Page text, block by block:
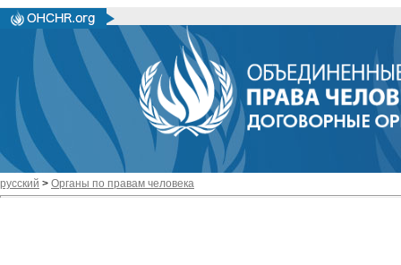
русский > Органы по правам человека